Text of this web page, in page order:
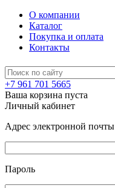
О компании
Каталог
Покупка и оплата
Контакты
+7 961 701 5665
Ваша корзина пуста
Личный кабинет
Адрес электронной почты
Пароль